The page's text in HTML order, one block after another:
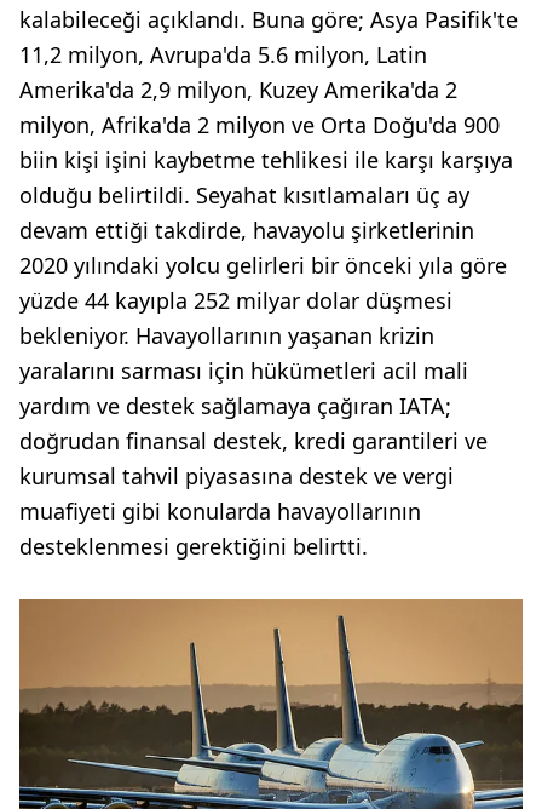
kalabileceği açıklandı. Buna göre; Asya Pasifik'te
11,2 milyon, Avrupa'da 5.6 milyon, Latin
Amerika'da 2,9 milyon, Kuzey Amerika'da 2
milyon, Afrika'da 2 milyon ve Orta Doğu'da 900
biin kişi işini kaybetme tehlikesi ile karşı karşıya
olduğu belirtildi. Seyahat kısıtlamaları üç ay
devam ettiği takdirde, havayolu şirketlerinin
2020 yılındaki yolcu gelirleri bir önceki yıla göre
yüzde 44 kayıpla 252 milyar dolar düşmesi
bekleniyor. Havayollarının yaşanan krizin
yaralarını sarması için hükümetleri acil mali
yardım ve destek sağlamaya çağıran IATA;
doğrudan finansal destek, kredi garantileri ve
kurumsal tahvil piyasasına destek ve vergi
muafiyeti gibi konularda havayollarının
desteklenmesi gerektiğini belirtti.